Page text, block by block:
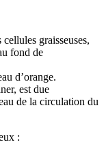
graisseuses,
fond de
d’orange.
est due
de la circulation du
: